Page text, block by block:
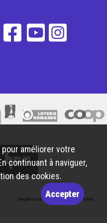
Imaginé et conçu par Giorgianni & Moeschler
améliorer votre
continuant à naviguer,
des cookies.
Accepter